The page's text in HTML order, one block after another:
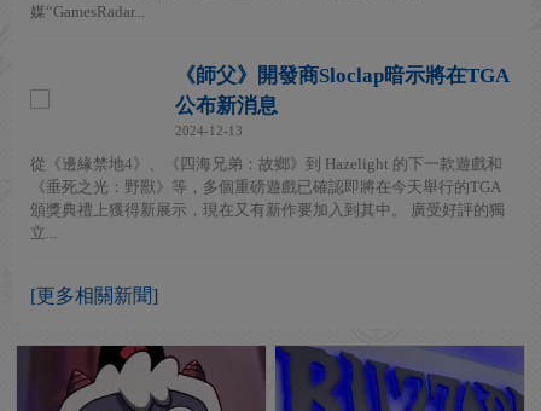
媒“GamesRadar...
《師父》開發商Sloclap暗示將在TGA
公布新消息
2024-12-13
從《邊緣禁地4》、《四海兄弟：故鄉》到 Hazelight 的下一款遊戲和
《垂死之光：野獸》等，多個重磅遊戲已確認即將在今天舉行的TGA
頒獎典禮上獲得新展示，現在又有新作要加入到其中。 廣受好評的獨
立...
[更多相關新聞]